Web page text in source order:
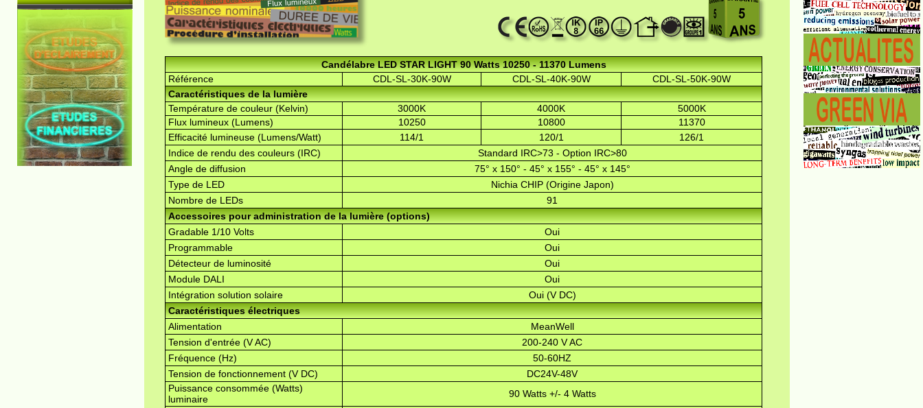
Candélabre LED STAR LIGHT 90 Watts 10250 - 11370 Lumens
Référence
CDL-SL-30K-90W CDL-SL-40K-90W
CDL-SL-50K-90W
Caractéristiques de la lumière
Température de couleur (Kelvin)
3000K 4000K
5000K
Flux lumineux (Lumens)
10250 10800
11370
Efficacité lumineuse (Lumens/Watt)
114/1 120/1
126/1
Indice de rendu des couleurs (IRC)
Standard IRC>73 - Option IRC>80
Angle de diffusion
75° x 150° - 45° x 155° - 45° x 145°
Type de LED
Nichia CHIP (Origine Japon)
Nombre de LEDs
91
Accessoires pour administration de la lumière (options)
Gradable 1/10 Volts
Oui
Programmable
Oui
Détecteur de luminosité
Oui
Module DALI
Oui
Intégration solution solaire
Oui (V DC)
Caractéristiques électriques
Alimentation
MeanWell
Tension d'entrée (V AC)
200-240 V AC
Fréquence (Hz)
50-60HZ
Tension de fonctionnement (V DC)
DC24V-48V
Puissance consommée (Watts)
luminaire
90 Watts +/- 4 Watts